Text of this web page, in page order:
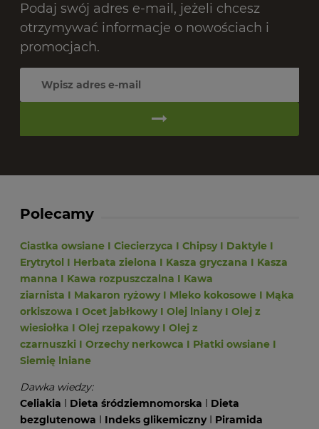
Podaj swój adres e-mail, jeżeli chcesz
otrzymywać informacje o nowościach i
promocjach.
Polecamy
Ciastka owsiane I Ciecierzyca I ChipsyI Daktyle I
Erytrytol I Herbata zielona I Kasza gryczana I Kasza
manna I Kawa rozpuszczalna I Kawa
ziarnista I Makaron ryżowyI Mleko kokosowe I Mąka
orkiszowa I Ocet jabłkowyI Olej lnianyI Olej z
wiesiołka I Olej rzepakowyI Olej z
czarnuszki I Orzechy nerkowca I Płatki owsiane I
Siemię lniane
Dawka wiedzy:
Celiakia I Dieta śródziemnomorska I Dieta
bezglutenowa I Indeks glikemicznyI Piramida